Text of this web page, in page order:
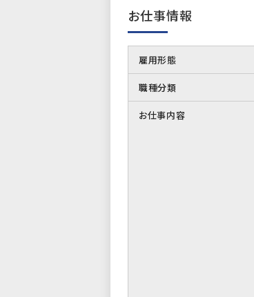
お仕事情報
雇用形態
職種分類
お仕事内容